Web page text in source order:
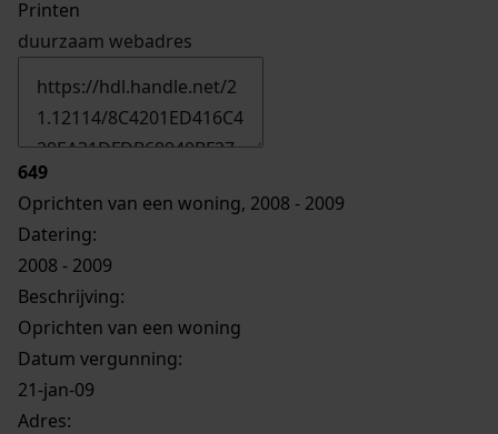
Printen
duurzaam webadres
649
Oprichten van een woning, 2008 - 2009
Datering:
2008 - 2009
Beschrijving:
Oprichten van een woning
Datum vergunning:
21-jan-09
Adres: